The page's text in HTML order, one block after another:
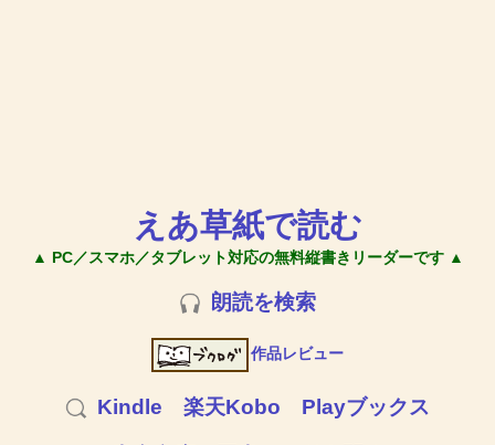
えあ草紙で読む
▲ PC／スマホ／タブレット対応の無料縦書きリーダーです ▲
朗読を検索
作品レビュー
Kindle 楽天Kobo Playブックス